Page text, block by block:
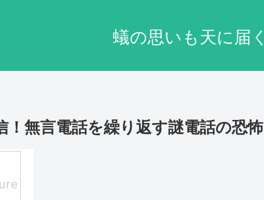
蟻の思いも天に届く
！無言電話を繰り返す謎電話の恐怖